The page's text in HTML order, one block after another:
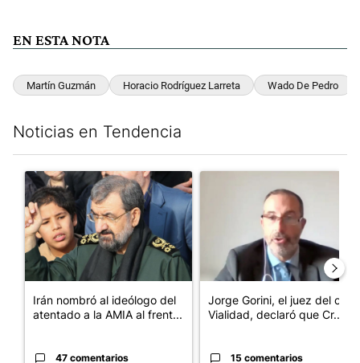
EN ESTA NOTA
Martín Guzmán Horacio Rodríguez Larreta Wado De Pedro
Noticias en Tendencia
Un artículo de tendencia con el título "Irán nombró al ideólogo
Irán nombró al ideólogo del
atentado a la AMIA al frent...
47 comentarios
Jorge Gorini, el juez del caso
Vialidad, declaró que Cr...
15 comentarios